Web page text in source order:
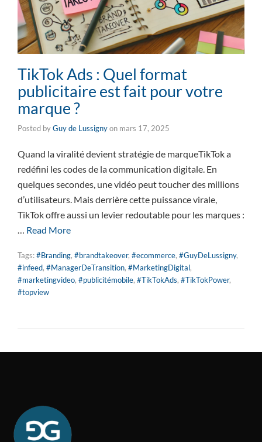
TikTok Ads : Quel format
publicitaire est fait pour votre
marque ?
Posted byGuy de Lussignyon mars 17, 2025
Quand la viralité devient stratégie de marqueTikTok a
redéfini les codes de la communication digitale. En
quelques secondes, une vidéo peut toucher des millions
d’utilisateurs. Mais derrière cette puissance virale,
TikTok offre aussi un levier redoutable pour les marques :
… Read More
Tags:#Branding, #brandtakeover, #ecommerce, #GuyDeLussigny,
#infeed, #ManagerDeTransition, #MarketingDigital,
#marketingvideo, #publicitémobile, #TikTokAds, #TikTokPower,
#topview